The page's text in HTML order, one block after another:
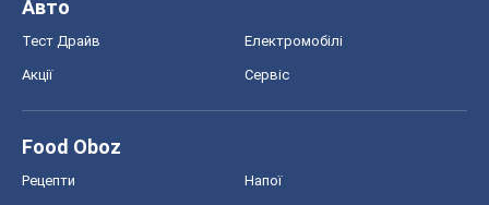
Авто
Тест Драйв Електромобілі
Акції Сервіс
Food Oboz
Рецепти Напої